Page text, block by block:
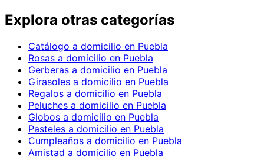
Explora otras categorías
Catálogo a domicilio en Puebla
Rosas a domicilio en Puebla
Gerberas a domicilio en Puebla
Girasoles a domicilio en Puebla
Regalos a domicilio en Puebla
Peluches a domicilio en Puebla
Globos a domicilio en Puebla
Pasteles a domicilio en Puebla
Cumpleaños a domicilio en Puebla
Amistad a domicilio en Puebla